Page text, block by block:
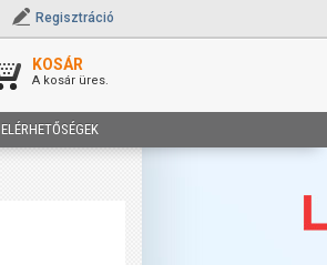
Regisztráció
KOSÁR
A kosár üres.
ELÉRHETŐSÉGEK